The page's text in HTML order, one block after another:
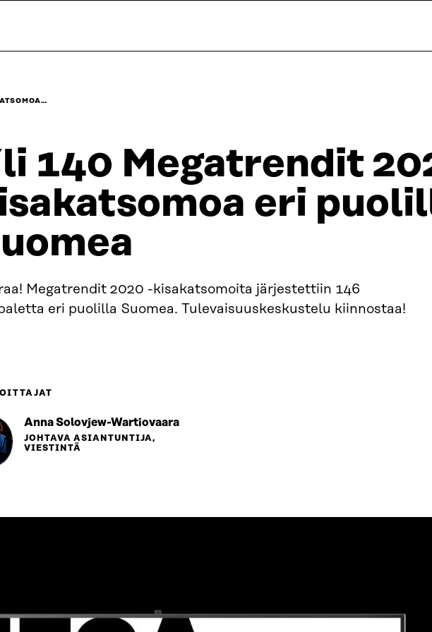
140 Megatrendit
eri
Megatrendit 2020 -kisakatsomoita järjestettiin 146
eri puolilla Suomea. Tulevaisuuskeskustelu kiinnostaa!
Anna Solovjew-Wartiovaara
JOHTAVA ASIANTUNTIJA,
VIESTINTÄ